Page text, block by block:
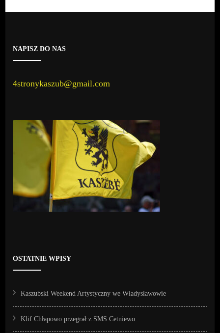
NAPISZ DO NAS
4stronykaszub@gmail.com
OSTATNIE WPISY
Kaszubski Weekend Artystyczny we Władysławowie
Klif Chłapowo przegrał z SMS Cetniewo